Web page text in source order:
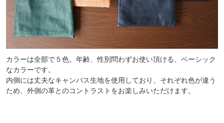
カラーは全部で５色。年齢、性別問わずお使い頂ける、ベーシック
なカラーです。
内側には丈夫なキャンバス生地を使用しており、それぞれ色が違う
ため、外側の革とのコントラストをお楽しみいただけます。